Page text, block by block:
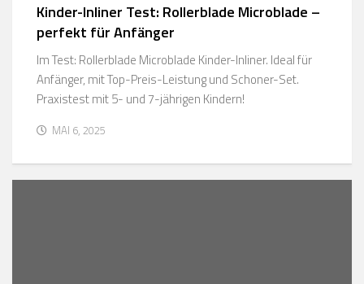
Kinder-Inliner Test: Rollerblade Microblade –
perfekt für Anfänger
Im Test: Rollerblade Microblade Kinder-Inliner. Ideal für
Anfänger, mit Top-Preis-Leistung und Schoner-Set.
Praxistest mit 5- und 7-jährigen Kindern!
MAI 6, 2025